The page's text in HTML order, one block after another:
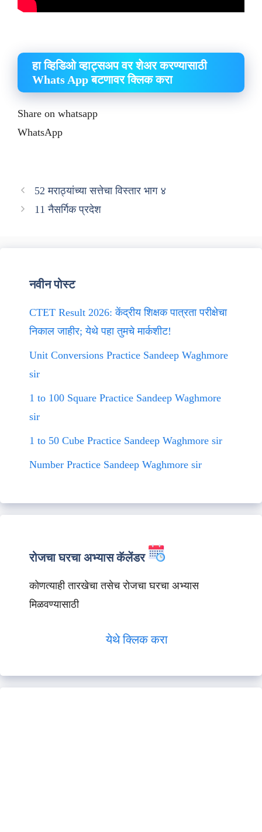
हा व्हिडिओ व्हाट्सअप वर शेअर करण्यासाठी
Whats App बटणावर क्लिक करा
Share on whatsapp
WhatsApp
52 मराठ्यांच्या सत्तेचा विस्तार भाग ४
11 नैसर्गिक प्रदेश
नवीन पोस्ट
CTET Result 2026: केंद्रीय शिक्षक पात्रता परीक्षेचा
निकाल जाहीर; येथे पहा तुमचे मार्कशीट!
Unit Conversions Practice Sandeep Waghmore
sir
1 to 100 Square Practice Sandeep Waghmore
sir
1 to 50 Cube Practice Sandeep Waghmore sir
Number Practice Sandeep Waghmore sir
रोजचा घरचा अभ्यास कॅलेंडर
कोणत्याही तारखेचा तसेच रोजचा घरचा अभ्यास
मिळवण्यासाठी
येथे क्लिक करा